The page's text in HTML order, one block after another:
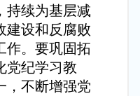
持续为基层减
建设和反腐败
作。要巩固拓
党纪学习教
，不断增强党